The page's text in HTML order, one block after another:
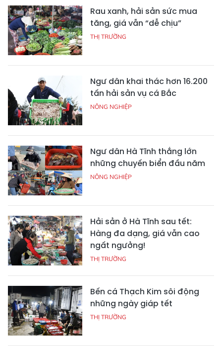
Rau xanh, hải sản sức mua
tăng, giá vẫn “dễ chịu”
THỊ TRƯỜNG
Ngư dân khai thác hơn 16.200
tấn hải sản vụ cá Bắc
NÔNG NGHIỆP
Ngư dân Hà Tĩnh thắng lớn
những chuyến biển đầu năm
NÔNG NGHIỆP
Hải sản ở Hà Tĩnh sau tết:
Hàng đa dạng, giá vẫn cao
ngất ngưởng!
THỊ TRƯỜNG
Bến cá Thạch Kim sôi động
những ngày giáp tết
THỊ TRƯỜNG